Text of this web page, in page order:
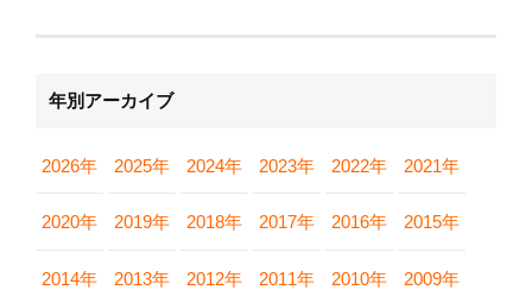
年別アーカイブ
2026年 2025年 2024年 2023年 2022年 2021年
2020年 2019年 2018年 2017年 2016年 2015年
2014年 2013年 2012年 2011年 2010年 2009年